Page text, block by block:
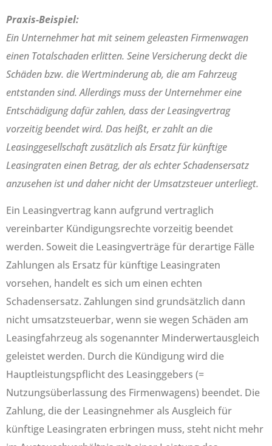
Praxis-Beispiel:
Ein Unternehmer hat mit seinem geleasten Firmenwagen
einen Totalschaden erlitten. Seine Versicherung deckt die
Schäden bzw. die Wertminderung ab, die am Fahrzeug
entstanden sind. Allerdings muss der Unternehmer eine
Entschädigung dafür zahlen, dass der Leasingvertrag
vorzeitig beendet wird. Das heißt, er zahlt an die
Leasinggesellschaft zusätzlich als Ersatz für künftige
Leasingraten einen Betrag, der als echter Schadensersatz
anzusehen ist und daher nicht der Umsatzsteuer unterliegt.
Ein Leasingvertrag kann aufgrund vertraglich
vereinbarter Kündigungsrechte vorzeitig beendet
werden. Soweit die Leasingverträge für derartige Fälle
Zahlungen als Ersatz für künftige Leasingraten
vorsehen, handelt es sich um einen echten
Schadensersatz. Zahlungen sind grundsätzlich dann
nicht umsatzsteuerbar, wenn sie wegen Schäden am
Leasingfahrzeug als sogenannter Minderwertausgleich
geleistet werden. Durch die Kündigung wird die
Hauptleistungspflicht des Leasinggebers (=
Nutzungsüberlassung des Firmenwagens) beendet. Die
Zahlung, die der Leasingnehmer als Ausgleich für
künftige Leasingraten erbringen muss, steht nicht mehr